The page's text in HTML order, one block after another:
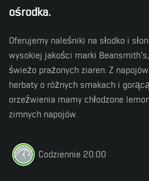
ośrodka.
Oferujemy naleśniki na słodko i
wysokiej jakości marki
świeżo prażonych ziaren. Z
herbaty o różnych smakach i
orzeźwienia mamy chłodzone
zimnych napojów.
Codziennie 20:00